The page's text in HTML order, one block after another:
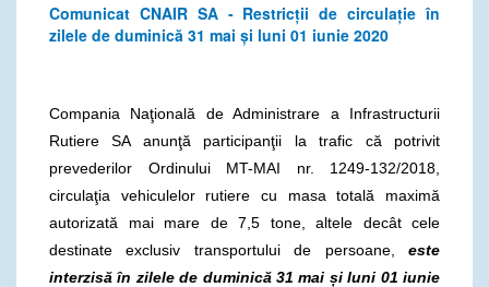
Comunicat CNAIR SA - Restricții de circulație în
zilele de duminică 31 mai și luni 01 iunie 2020
Compania Naţională de Administrare a Infrastructurii
Rutiere SA anunţă participanţii la trafic că potrivit
prevederilor Ordinului MT-MAI nr. 1249-132/2018,
circulaţia vehiculelor rutiere cu masa totală maximă
autorizată mai mare de 7,5 tone, altele decât cele
destinate exclusiv transportului de persoane, este
interzisă în zilele de duminică 31 mai și luni 01 iunie